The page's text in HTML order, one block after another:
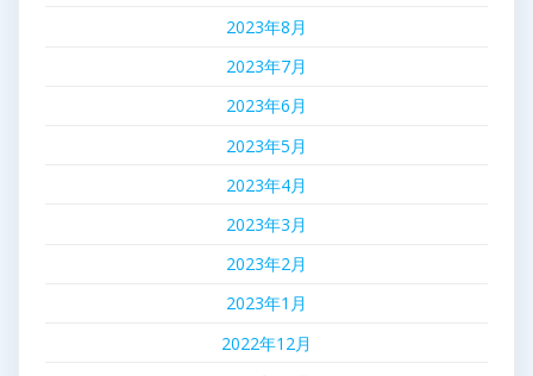
2023年8月
2023年7月
2023年6月
2023年5月
2023年4月
2023年3月
2023年2月
2023年1月
2022年12月